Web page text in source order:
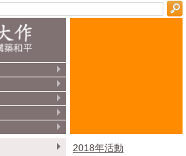
2018年活動